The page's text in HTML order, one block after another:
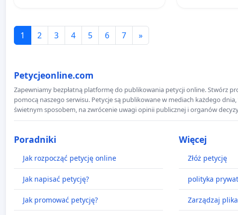
1 2 3 4 5 6 7 »
Petycjeonline.com
Zapewniamy bezpłatną platformę do publikowania petycji online. Stwórz
pomocą naszego serwisu. Petycje są publikowane w mediach każdego
świetnym sposobem, na zwrócenie uwagi opinii publicznej i organów
Poradniki
Jak rozpocząć petycję online
Jak napisać petycję?
Jak promować petycję?
Więcej
Złóż petycję
polityka
Zarządzaj